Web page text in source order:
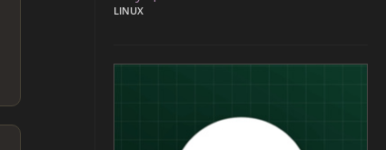
LINUX